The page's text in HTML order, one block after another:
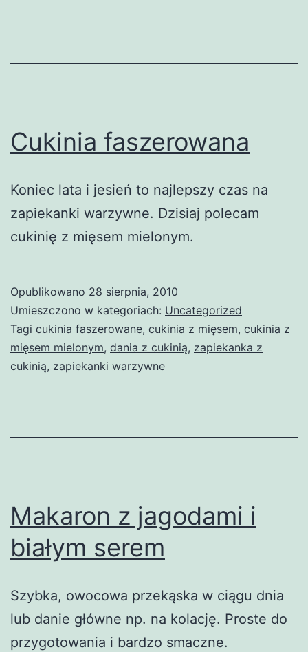
Cukinia faszerowana
Koniec lata i jesień to najlepszy czas na
zapiekanki warzywne. Dzisiaj polecam
cukinię z mięsem mielonym.
Opublikowano 28 sierpnia, 2010
Umieszczono w kategoriach: Uncategorized
Tagi cukinia faszerowane, cukinia z mięsem, cukinia z
mięsem mielonym, dania z cukinią, zapiekanka z
cukinią, zapiekanki warzywne
Makaron z jagodami i
białym serem
Szybka, owocowa przekąska w ciągu dnia
lub danie główne np. na kolację. Proste do
przygotowania i bardzo smaczne.